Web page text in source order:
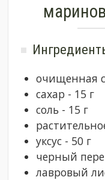
очищенная
сахар - 15 г
соль - 15 г
уксус - 50 г
черный
лавровый